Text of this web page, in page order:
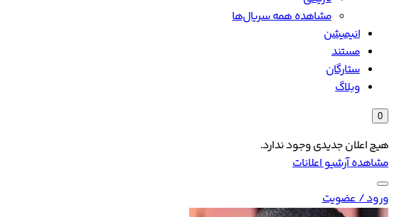
مشاهده همه سریال‌ها
انیمیشن
مستند
ستارگان
وبلاگ
0
هیچ اعلان جدیدی وجود ندارد.
مشاهده آرشیو اعلانات
ورود / عضویت